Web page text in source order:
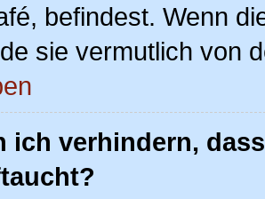
befindest. Wenn
sie vermutlich von
ich verhindern,